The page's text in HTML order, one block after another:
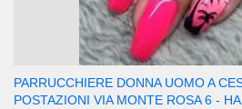
PARRUCCHIERE DONNA UOMO A
POSTAZIONI VIA MONTE ROSA 6 -